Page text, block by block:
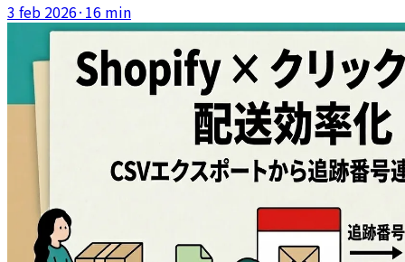
trackingnummers automatisch aan de bijbehorende
bestellingen gekoppeld en wordt ook de
verzendbevestiging automatisch verstuurd. Wat bij 100
bestellingen 50 minuten kostte, is nu in 10 seconden
klaar.
3 feb 2026· 16 min